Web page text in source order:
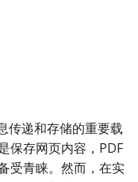
传递和存储的重要载
保存网页内容，PDF
受青睐。然而，在实